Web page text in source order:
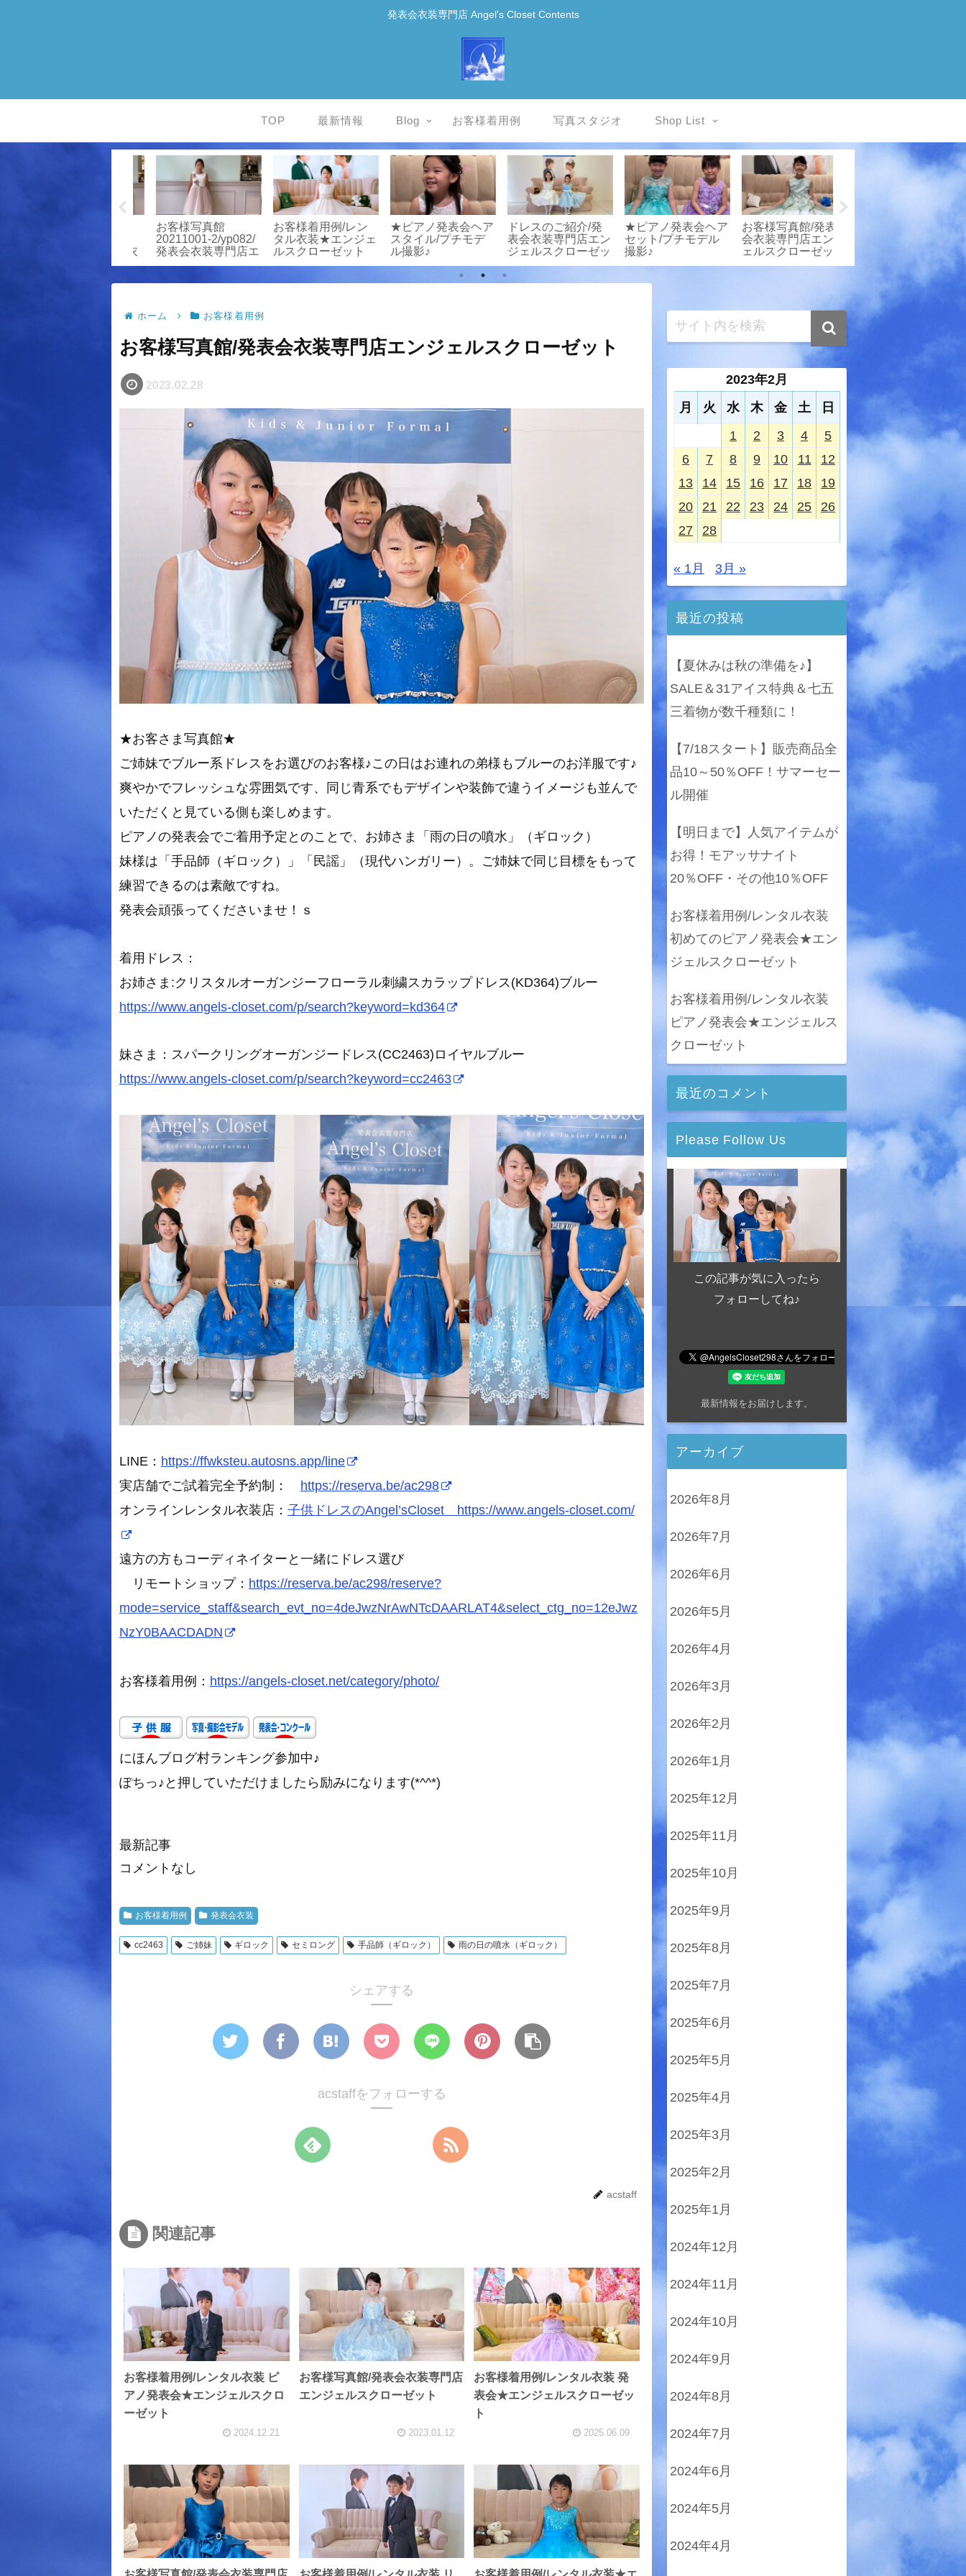
発表会衣装専門店 Angel's Closet Contents
TOP 最新情報 Blog お客様着用例 写真スタジオ Shop List
装専門店エンジェル
お客様写真館
20211001-2/yp082/
発表会衣装専門店エ
ンジェルスクローゼ
お客様着用例/レン
タル衣装★エンジェ
ルスクローゼット
★ピアノ発表会ヘア
スタイル/プチモデ
ル撮影♪
ドレスのご紹介/発
表会衣装専門店エン
ジェルスクローゼッ
ト
★ピアノ発表会ヘア
セット/プチモデル
撮影♪
お客様写真館/発表
会衣装専門店エンジ
ェルスクローゼット
ホーム お客様着用例
お客様写真館/発表会衣装専門店エンジェルスクローゼット
2023.02.28
★お客さま写真館★
ご姉妹でブルー系ドレスをお選びのお客様♪この日はお連れの弟様もブルーのお洋服です♪
爽やかでフレッシュな雰囲気です、同じ青系でもデザインや装飾で違うイメージも並んで
いただくと見ている側も楽しめます。
ピアノの発表会でご着用予定とのことで、お姉さま「雨の日の噴水」（ギロック）
妹様は「手品師（ギロック）」「民謡」（現代ハンガリー）。ご姉妹で同じ目標をもって
練習できるのは素敵ですね。
発表会頑張ってくださいませ！ｓ
着用ドレス：
お姉さま:クリスタルオーガンジーフローラル刺繍スカラップドレス(KD364)ブルー
https://www.angels-closet.com/p/search?keyword=kd364
妹さま：スパークリングオーガンジードレス(CC2463)ロイヤルブルー
https://www.angels-closet.com/p/search?keyword=cc2463
LINE： https://ffwksteu.autosns.app/line
実店舗でご試着完全予約制： https://reserva.be/ac298
オンラインレンタル衣装店： 子供ドレスのAngel’sCloset https://www.angels-closet.com/
遠方の方もコーディネイターと一緒にドレス選び
リモートショップ： https://reserva.be/ac298/reserve?
mode=service_staff&search_evt_no=4deJwzNrAwNTcDAARLAT4&select_ctg_no=12eJwz
NzY0BAACDADN
お客様着用例： https://angels-closet.net/category/photo/
にほんブログ村ランキング参加中♪
ぽちっ♪と押していただけましたら励みになります(*^^*)
最新記事
コメントなし
お客様着用例 発表会衣装
cc2463 ご姉妹 ギロック セミロング 手品師（ギロック） 雨の日の噴水（ギロック）
シェアする
acstaffをフォローする
acstaff
関連記事
お客様着用例/レンタル衣装 ピ
アノ発表会★エンジェルスクロ
ーゼット
2024.12.21
お客様写真館/発表会衣装専門店
エンジェルスクローゼット
2023.01.12
お客様着用例/レンタル衣装 発
表会★エンジェルスクローゼッ
ト
2025.06.09
2023年2月
月
火 水 木 金 土
日
1
2 3 4
5
6
7 8 9 10 11
12
13
14 15 16 17 18
19
20
21 22 23 24 25
26
27
28
« 1月 3月 »
最近の投稿
【夏休みは秋の準備を♪】
SALE＆31アイス特典＆七五
三着物が数千種類に！
【7/18スタート】販売商品全
品10～50％OFF！サマーセー
ル開催
【明日まで】人気アイテムが
お得！モアッサナイト
20％OFF・その他10％OFF
お客様着用例/レンタル衣装
初めてのピアノ発表会★エン
ジェルスクローゼット
お客様着用例/レンタル衣装
ピアノ発表会★エンジェルス
クローゼット
最近のコメント
Please Follow Us
この記事が気に入ったら
フォローしてね♪
最新情報をお届けします。
アーカイブ
2026年8月
2026年7月
2026年6月
2026年5月
2026年4月
2026年3月
2026年2月
2026年1月
2025年12月
2025年11月
2025年10月
2025年9月
2025年8月
2025年7月
2025年6月
2025年5月
2025年4月
2025年3月
2025年2月
2025年1月
2024年12月
2024年11月
2024年10月
2024年9月
2024年8月
2024年7月
2024年6月
2024年5月
2024年4月